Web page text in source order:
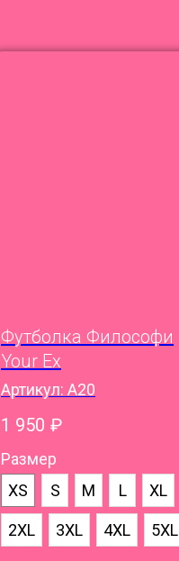
Футболка Философи
Your Ex
Артикул: A20
1 950 ₽
Размер
XS
S M L XL
2XL 3XL 4XL 5XL